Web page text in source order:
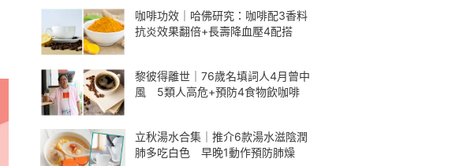
咖啡功效｜哈佛研究：咖啡配3香料
抗炎效果翻倍+長壽降血壓4配搭
黎彼得離世｜76歲名填詞人4月曾中
風 5類人高危+預防4食物飲咖啡
立秋湯水合集｜推介6款湯水滋陰潤
肺多吃白色 早晚1動作預防肺燥